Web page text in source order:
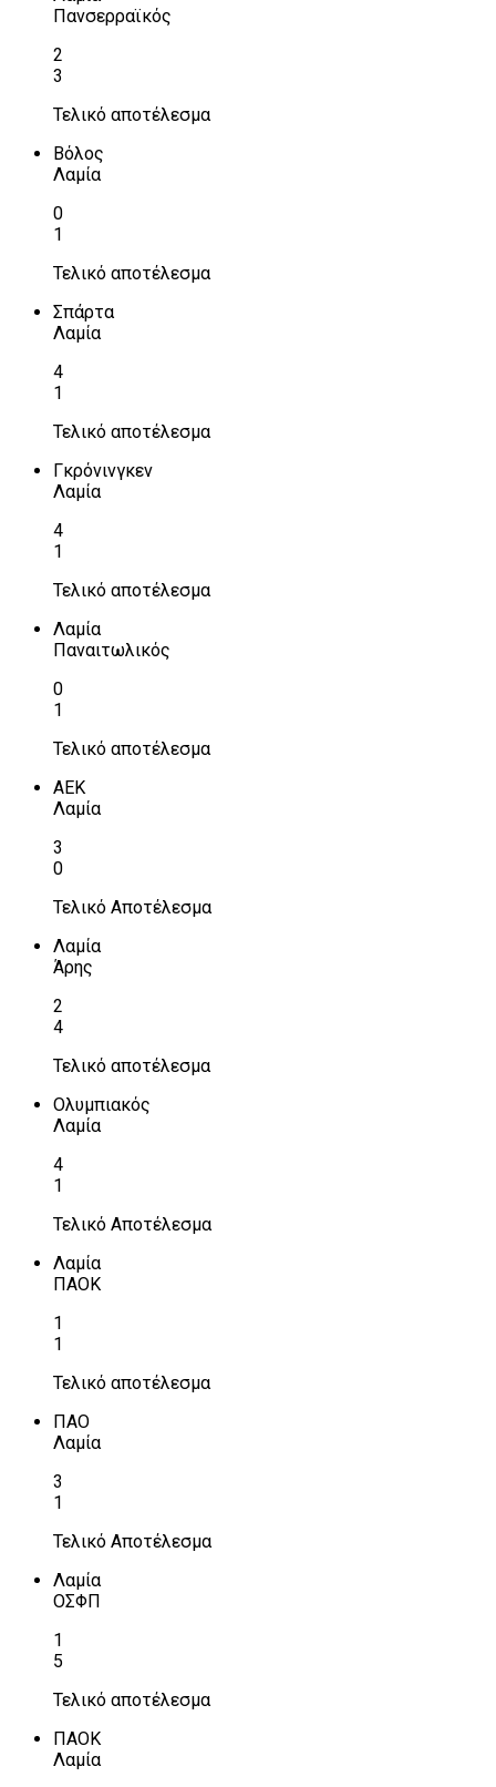
Πανσερραϊκός
2
3
Τελικό αποτέλεσμα
Βόλος
Λαμία
0
1
Τελικό αποτέλεσμα
Σπάρτα
Λαμία
4
1
Τελικό αποτέλεσμα
Γκρόνινγκεν
Λαμία
4
1
Τελικό αποτέλεσμα
Λαμία
Παναιτωλικός
0
1
Τελικό αποτέλεσμα
ΑΕΚ
Λαμία
3
0
Τελικό Αποτέλεσμα
Λαμία
Άρης
2
4
Τελικό αποτέλεσμα
Ολυμπιακός
Λαμία
4
1
Τελικό Αποτέλεσμα
Λαμία
ΠΑΟΚ
1
1
Τελικό αποτέλεσμα
ΠΑΟ
Λαμία
3
1
Τελικό Αποτέλεσμα
Λαμία
ΟΣΦΠ
1
5
Τελικό αποτέλεσμα
ΠΑΟΚ
Λαμία